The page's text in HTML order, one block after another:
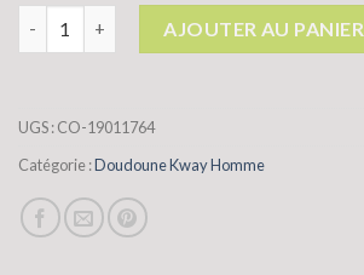
AJOUTER AU PANIER
UGS :CO-19011764
Catégorie :Doudoune Kway Homme